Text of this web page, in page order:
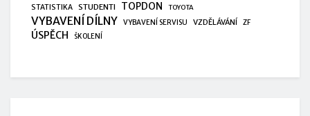
STATISTIKA STUDENTI TOPDON TOYOTA
VYBAVENÍ DÍLNY VYBAVENÍ SERVISU VZDĚLÁVÁNÍ ZF
ÚSPĚCH ŠKOLENÍ